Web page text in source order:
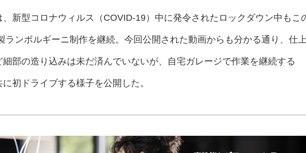
、新型コロナウィルス（COVID-19）中に発令されたロックダウン中もこ
ランボルギーニ制作を継続。今回公開された動画からも分かる通り、仕
細部の造り込みは未だ済んでいないが、自宅ガレージで作業を継続する
初ドライブする様子を公開した。